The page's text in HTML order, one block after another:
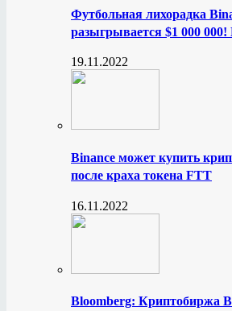
Футбольная лихорадка
разыгрывается $1 000
19.11.2022
Binance может купить
после краха токена FTT
16.11.2022
Bloomberg: Криптобиржа